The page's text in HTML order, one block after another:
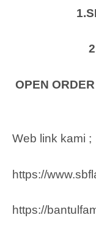
OPEN
Web link kami ;
https://
https://